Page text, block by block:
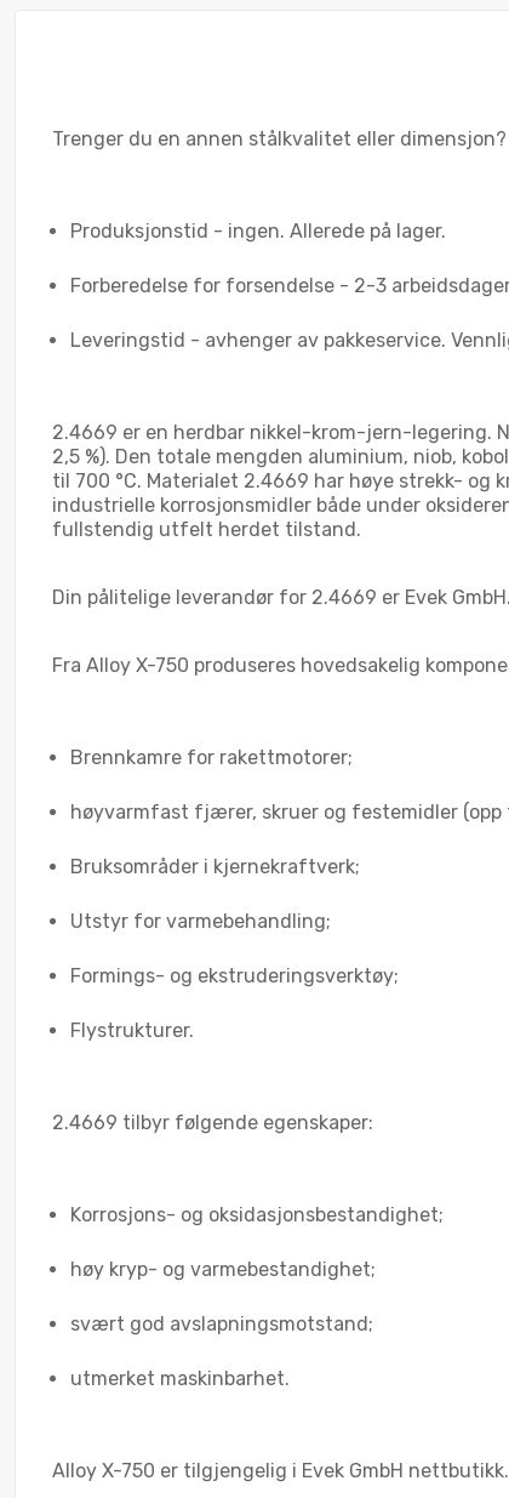
Trenger du en annen stålkvalitet eller
Produksjonstid - ingen. Allerede på lager.
Forberedelse for forsendelse - 2-3
Leveringstid - avhenger av pakkeservice.
2.4669 er en herdbar nikkel-krom-jern-legering.
2,5 %). Den totale mengden aluminium, niob,
til 700 °C. Materialet 2.4669 har høye strekk- og
industrielle korrosjonsmidler både under
fullstendig utfelt herdet tilstand.
Din pålitelige leverandør for 2.4669 er Evek
Fra Alloy X-750 produseres hovedsakelig
Brennkamre for rakettmotorer;
høyvarmfast fjærer, skruer og festemidler (opp
Bruksområder i kjernekraftverk;
Utstyr for varmebehandling;
Formings- og ekstruderingsverktøy;
Flystrukturer.
2.4669 tilbyr følgende egenskaper:
Korrosjons- og oksidasjonsbestandighet;
høy kryp- og varmebestandighet;
svært god avslapningsmotstand;
utmerket maskinbarhet.
Alloy X-750 er tilgjengelig i Evek GmbH